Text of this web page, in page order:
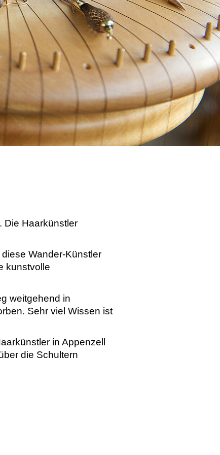
Die Haarkünstler
Wander-Künstler
kunstvolle
weitgehend in
Sehr viel Wissen ist
in Appenzell
die Schultern